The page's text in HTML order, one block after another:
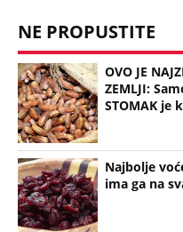
NE PROPUSTITE
OVO JE
ZEMLJI:
STOMAK je
Najbolje
ima ga na